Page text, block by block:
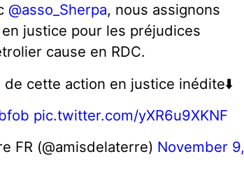
@asso_Sherpa, nous assignons
en justice pour les préjudices
cause en RDC.
de cette action en justice inédite⬇️
pic.twitter.com/yXR6u9XKNF
FR (@amisdelaterre) November 9,